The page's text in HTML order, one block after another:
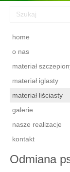
home
o nas
materiał
materiał iglasty
materiał liściasty
galerie
nasze realizacje
kontakt
Odmiana